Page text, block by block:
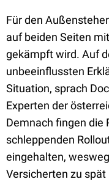
Für den
auf beiden Seiten
gekämpft wird. Auf
unbeeinflussten
Situation, sprach
Experten der
Demnach fingen die
schleppenden
eingehalten,
Versicherten zu spät